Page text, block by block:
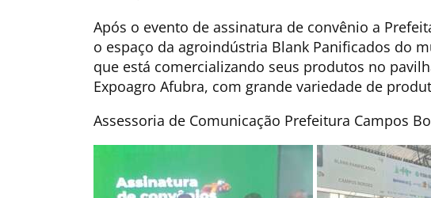
Após o evento de assinatura de convênio a
o espaço da agroindústria Blank Panificados do
que está comercializando seus produtos no
Expoagro Afubra, com grande variedade de
Assessoria de Comunicação Prefeitura Campos